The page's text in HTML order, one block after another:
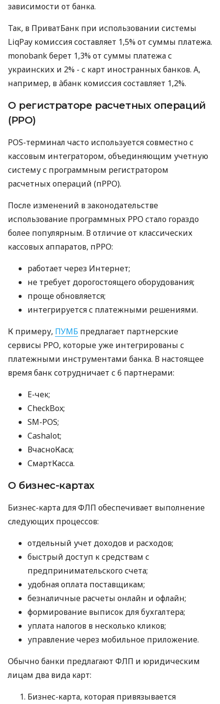
зависимости от банка.
Так, в ПриватБанк при использовании системы
LiqPay комиссия составляет 1,5% от суммы платежа.
monobank берет 1,3% от суммы платежа с
украинских и 2% - с карт иностранных банков. А,
например, в àбанк комиссия составляет 1,2%.
О регистраторе расчетных операций
(РРО)
POS-терминал часто используется совместно с
кассовым интегратором, объединяющим учетную
систему с программным регистратором
расчетных операций (пРРО).
После изменений в законодательстве
использование программных РРО стало гораздо
более популярным. В отличие от классических
кассовых аппаратов, пРРО:
работает через Интернет;
не требует дорогостоящего оборудования;
проще обновляется;
интегрируется с платежными решениями.
К примеру, ПУМБ предлагает партнерские
сервисы РРО, которые уже интегрированы с
платежными инструментами банка. В настоящее
время банк сотрудничает с 6 партнерами:
E-чек;
CheckBox;
SM-POS;
Cashalot;
ВчасноКаса;
СмартКасса.
О бизнес-картах
Бизнес-карта для ФЛП обеспечивает выполнение
следующих процессов:
отдельный учет доходов и расходов;
быстрый доступ к средствам с
предпринимательского счета;
удобная оплата поставщикам;
безналичные расчеты онлайн и офлайн;
формирование выписок для бухгалтера;
уплата налогов в несколько кликов;
управление через мобильное приложение.
Обычно банки предлагают ФЛП и юридическим
лицам два вида карт:
Бизнес-карта, которая привязывается